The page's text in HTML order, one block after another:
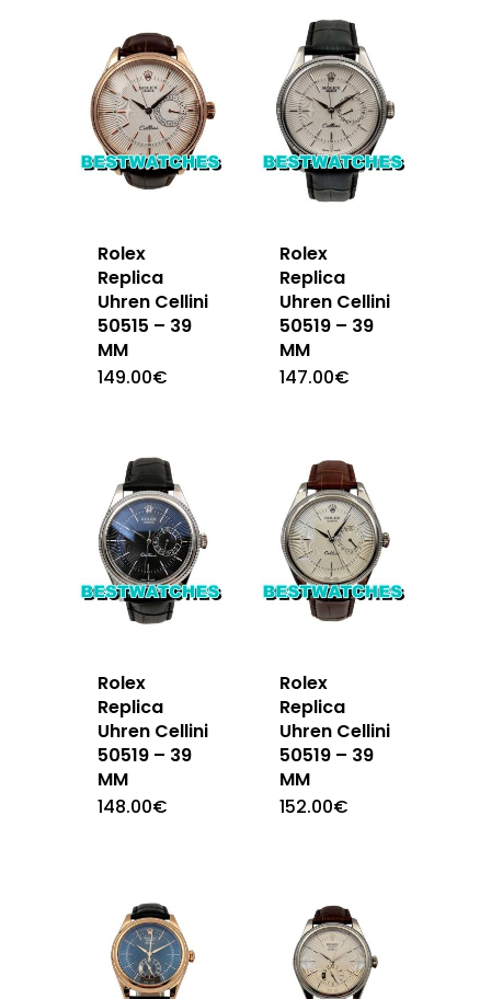
Rolex
Replica
Uhren Cellini
50515 – 39
MM
149.00€
Rolex
Replica
Uhren Cellini
50519 – 39
MM
147.00€
Rolex
Replica
Uhren Cellini
50519 – 39
MM
148.00€
Rolex
Replica
Uhren Cellini
50519 – 39
MM
152.00€